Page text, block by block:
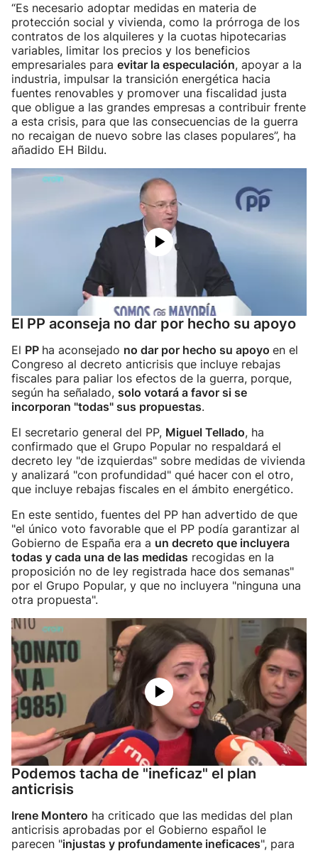
“Es necesario adoptar medidas en materia de
protección social y vivienda, como la prórroga de los
contratos de los alquileres y la cuotas hipotecarias
variables, limitar los precios y los beneficios
empresariales para evitar la especulación, apoyar a la
industria, impulsar la transición energética hacia
fuentes renovables y promover una fiscalidad justa
que obligue a las grandes empresas a contribuir frente
a esta crisis, para que las consecuencias de la guerra
no recaigan de nuevo sobre las clases populares”, ha
añadido EH Bildu.
El PP aconseja no dar por hecho su apoyo
El PP ha aconsejado no dar por hecho su apoyo en el
Congreso al decreto anticrisis que incluye rebajas
fiscales para paliar los efectos de la guerra, porque,
según ha señalado, solo votará a favor si se
incorporan "todas" sus propuestas.
El secretario general del PP, Miguel Tellado, ha
confirmado que el Grupo Popular no respaldará el
decreto ley "de izquierdas" sobre medidas de vivienda
y analizará "con profundidad" qué hacer con el otro,
que incluye rebajas fiscales en el ámbito energético.
En este sentido, fuentes del PP han advertido de que
"el único voto favorable que el PP podía garantizar al
Gobierno de España era a un decreto que incluyera
todas y cada una de las medidas recogidas en la
proposición no de ley registrada hace dos semanas"
por el Grupo Popular, y que no incluyera "ninguna una
otra propuesta".
Podemos tacha de "ineficaz" el plan
anticrisis
Irene Montero ha criticado que las medidas del plan
anticrisis aprobadas por el Gobierno español le
parecen "injustas y profundamente ineficaces", para